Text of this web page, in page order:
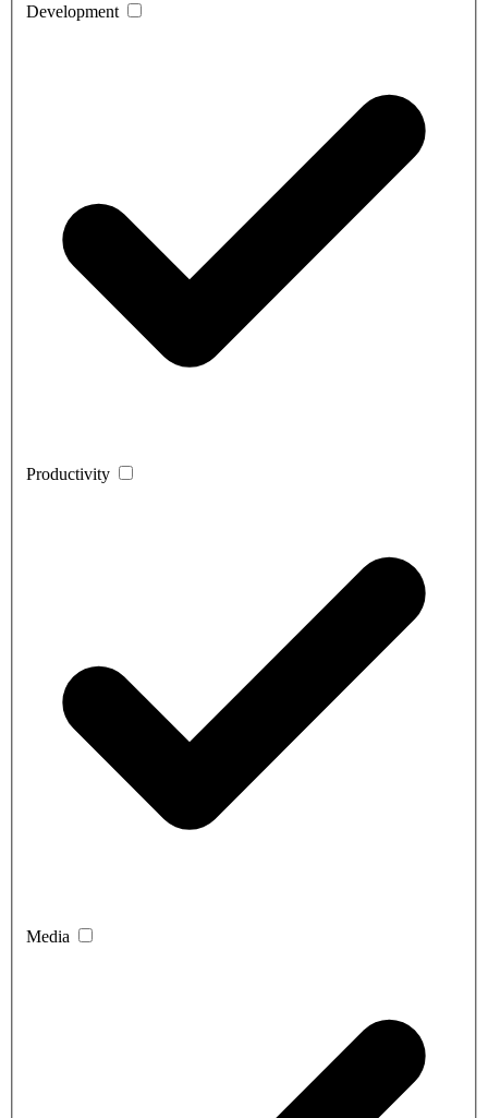
Development
Productivity
Media